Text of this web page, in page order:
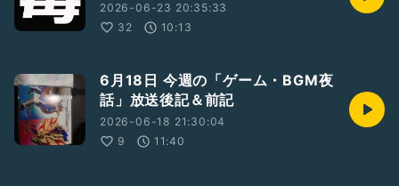
2026-06-23 20:35:33
32
10:13
6月18日 今週の「ゲーム・BGM夜
話」放送後記＆前記
2026-06-18 21:30:04
9
11:40